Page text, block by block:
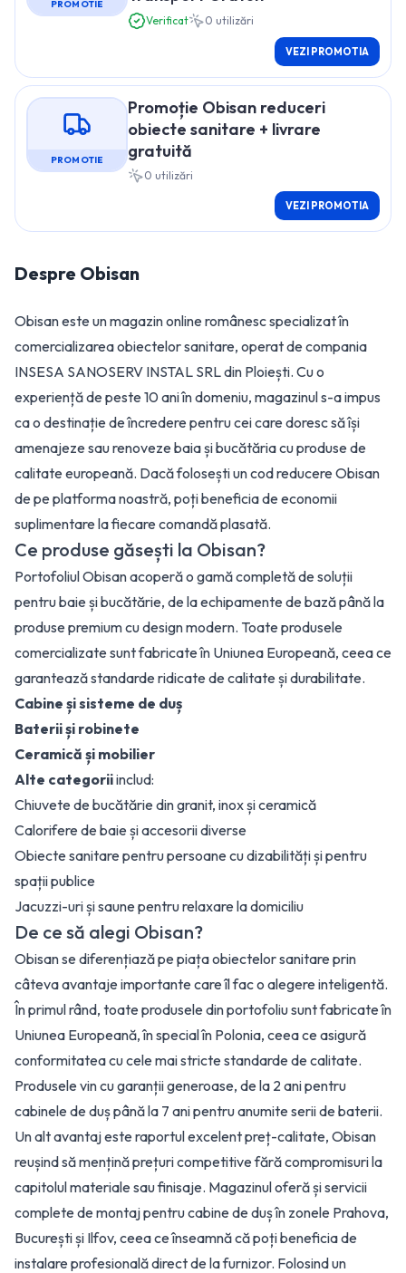
PROMOTIE
Verificat 0 utilizări
VEZI PROMOTIA
PROMOTIE
Promoție Obisan reduceri
obiecte sanitare + livrare
gratuită
0 utilizări
VEZI PROMOTIA
Despre Obisan
Obisan este un magazin online românesc specializat în
comercializarea obiectelor sanitare, operat de compania
INSESA SANOSERV INSTAL SRL din Ploiești. Cu o
experiență de peste 10 ani în domeniu, magazinul s-a impus
ca o destinație de încredere pentru cei care doresc să își
amenajeze sau renoveze baia și bucătăria cu produse de
calitate europeană. Dacă folosești un cod reducere Obisan
de pe platforma noastră, poți beneficia de economii
suplimentare la fiecare comandă plasată.
Ce produse găsești la Obisan?
Portofoliul Obisan acoperă o gamă completă de soluții
pentru baie și bucătărie, de la echipamente de bază până la
produse premium cu design modern. Toate produsele
comercializate sunt fabricate în Uniunea Europeană, ceea ce
garantează standarde ridicate de calitate și durabilitate.
Cabine și sisteme de duș
Baterii și robinete
Ceramică și mobilier
Alte categoriiinclud:
Chiuvete de bucătărie din granit, inox și ceramică
Calorifere de baie și accesorii diverse
Obiecte sanitare pentru persoane cu dizabilități și pentru
spații publice
Jacuzzi-uri și saune pentru relaxare la domiciliu
De ce să alegi Obisan?
Obisan se diferențiază pe piața obiectelor sanitare prin
câteva avantaje importante care îl fac o alegere inteligentă.
În primul rând, toate produsele din portofoliu sunt fabricate în
Uniunea Europeană, în special în Polonia, ceea ce asigură
conformitatea cu cele mai stricte standarde de calitate.
Produsele vin cu garanții generoase, de la 2 ani pentru
cabinele de duș până la 7 ani pentru anumite serii de baterii.
Un alt avantaj este raportul excelent preț-calitate, Obisan
reușind să mențină prețuri competitive fără compromisuri la
capitolul materiale sau finisaje. Magazinul oferă și servicii
complete de montaj pentru cabine de duș în zonele Prahova,
București și Ilfov, ceea ce înseamnă că poți beneficia de
instalare profesională direct de la furnizor. Folosind un